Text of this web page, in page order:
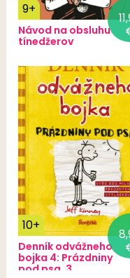
9+
Návod na obsluhu
tínedžerov
10+
Denník odvážneho
bojka 4: Prázdniny
pod psa, 3.